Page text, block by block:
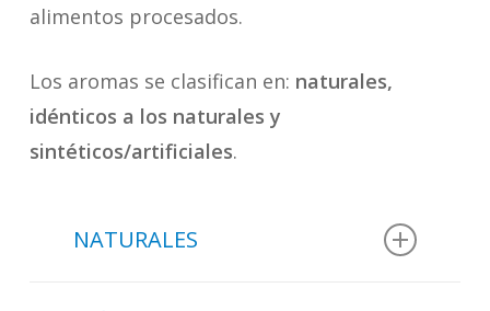
alimentos procesados.
Los aromas se clasifican en: naturales,
idénticos a los naturales y
sintéticos/artificiales.
NATURALES